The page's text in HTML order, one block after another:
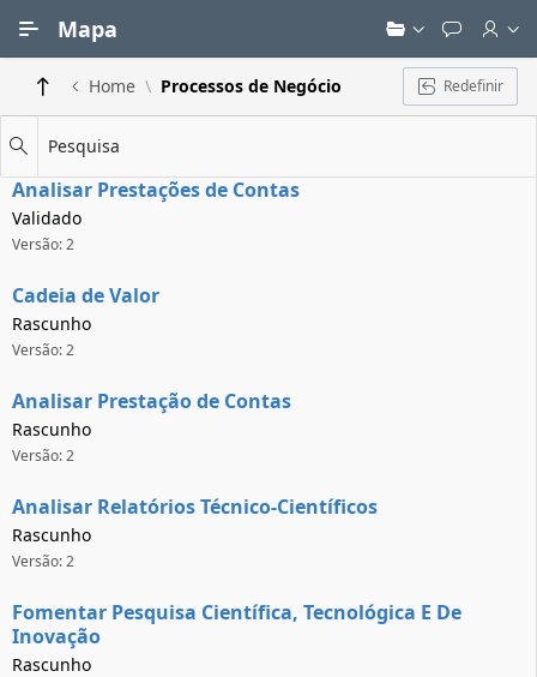
Mapa
Home Processos de Negócio Redefinir
Pesquisa
Analisar Prestações de Contas
Validado
Versão: 2
Cadeia de Valor
Rascunho
Versão: 2
Analisar Prestação de Contas
Rascunho
Versão: 2
Analisar Relatórios Técnico-Científicos
Rascunho
Versão: 2
Fomentar Pesquisa Científica, Tecnológica E De
Inovação
Rascunho